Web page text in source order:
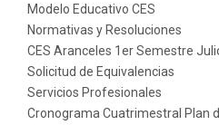
Modelo Educativo CES
Normativas y Resoluciones
CES Aranceles 1er Semestre
Solicitud de Equivalencias
Servicios Profesionales
Cronograma Cuatrimestral Plan